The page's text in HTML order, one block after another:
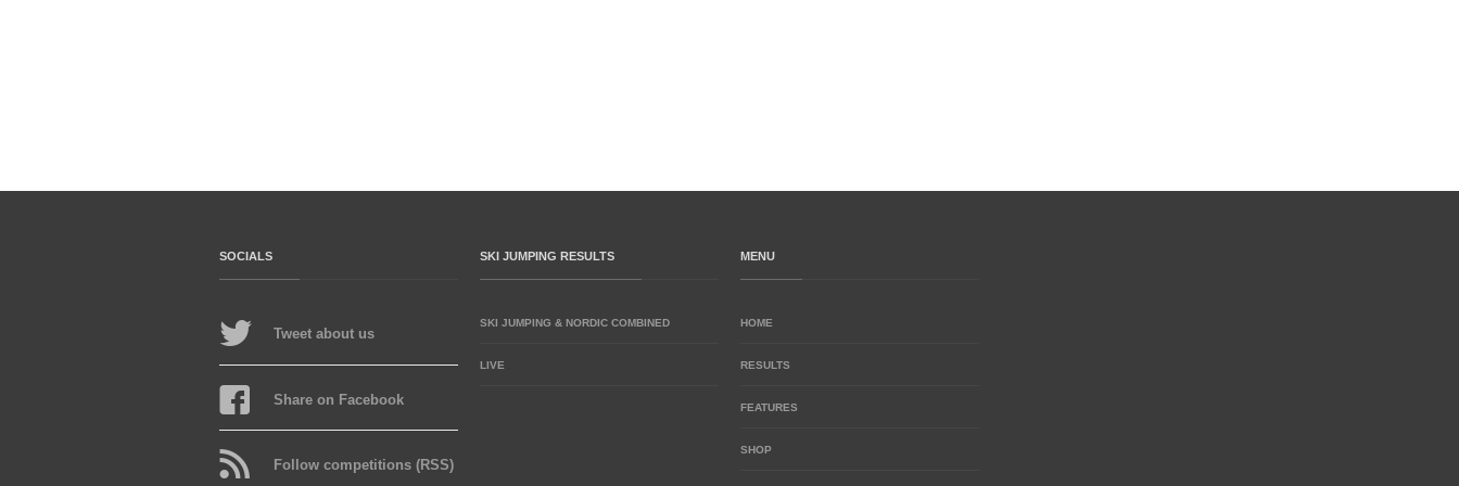
SOCIALS
Tweet about us
Share on Facebook
Follow competitions (RSS)
SKI JUMPING RESULTS
SKI JUMPING & NORDIC COMBINED
LIVE
MENU
HOME
RESULTS
FEATURES
SHOP